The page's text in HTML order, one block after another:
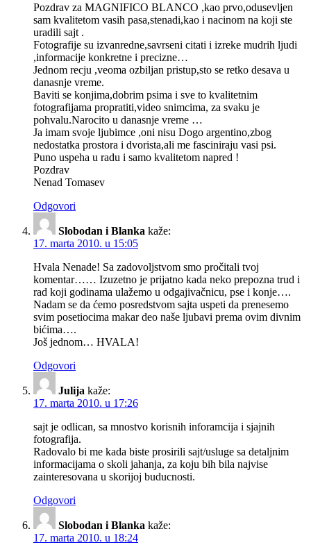
Pozdrav za MAGNIFICO BLANCO ,kao prvo,odusevljen
sam kvalitetom vasih pasa,stenadi,kao i nacinom na koji ste
uradili sajt .
Fotografije su izvanredne,savrseni citati i izreke mudrih ljudi
,informacije konkretne i precizne…
Jednom recju ,veoma ozbiljan pristup,sto se retko desava u
danasnje vreme.
Baviti se konjima,dobrim psima i sve to kvalitetnim
fotografijama propratiti,video snimcima, za svaku je
pohvalu.Narocito u danasnje vreme …
Ja imam svoje ljubimce ,oni nisu Dogo argentino,zbog
nedostatka prostora i dvorista,ali me fasciniraju vasi psi.
Puno uspeha u radu i samo kvalitetom napred !
Pozdrav
Nenad Tomasev
Odgovori
Slobodan i Blanka kaže:
17. marta 2010. u 15:05
Hvala Nenade! Sa zadovoljstvom smo pročitali tvoj
komentar…… Izuzetno je prijatno kada neko prepozna trud i
rad koji godinama ulažemo u odgajivačnicu, pse i konje….
Nadam se da ćemo posredstvom sajta uspeti da prenesemo
svim posetiocima makar deo naše ljubavi prema ovim divnim
bićima….
Još jednom… HVALA!
Odgovori
Julija kaže:
17. marta 2010. u 17:26
sajt je odlican, sa mnostvo korisnih inforamcija i sjajnih
fotografija.
Radovalo bi me kada biste prosirili sajt/usluge sa detaljnim
informacijama o skoli jahanja, za koju bih bila najvise
zainteresovana u skorijoj buducnosti.
Odgovori
Slobodan i Blanka kaže:
17. marta 2010. u 18:24